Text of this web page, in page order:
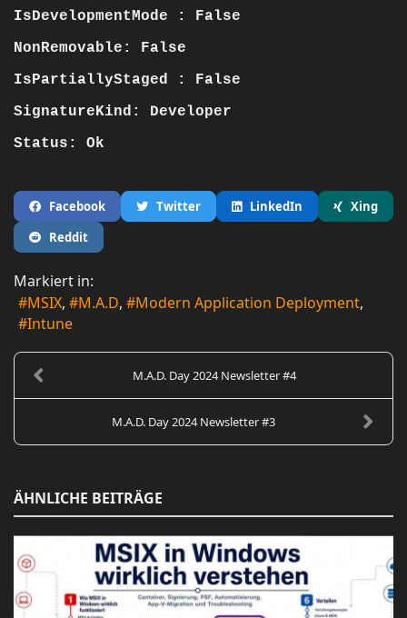
IsDevelopmentMode : False
NonRemovable: False
IsPartiallyStaged : False
SignatureKind: Developer
Status: Ok
Facebook Twitter LinkedIn
Xing
Reddit
Markiert in:
MSIX
M.A.D
Modern Application Deployment
Intune
M.A.D. Day 2024 Newsletter #4
M.A.D. Day 2024 Newsletter #3
ÄHNLICHE BEITRÄGE